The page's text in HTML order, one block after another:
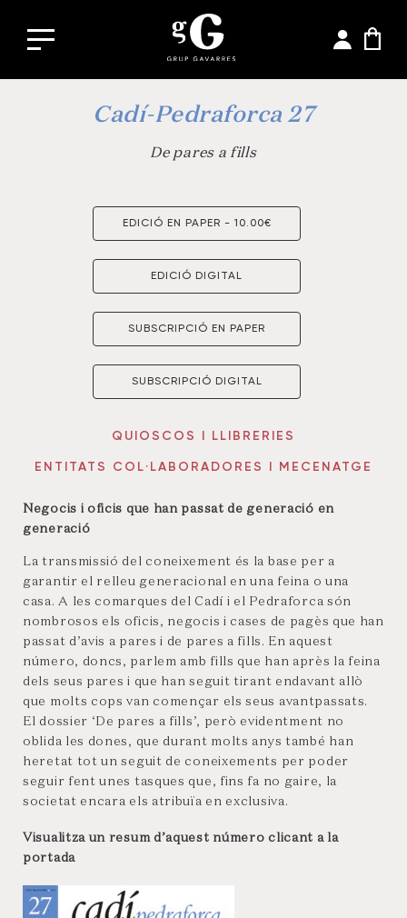
Cadí-Pedraforca 27
De pares a fills
EDICIÓ EN PAPER - 10.00€
EDICIÓ DIGITAL
SUBSCRIPCIÓ EN PAPER
SUBSCRIPCIÓ DIGITAL
QUIOSCOS I LLIBRERIES
ENTITATS COL·LABORADORES I MECENATGE
Negocis i oficis que han passat de generació en
generació
La transmissió del coneixement és la base per a
garantir el relleu generacional en una feina o una
casa. A les comarques del Cadí i el Pedraforca són
nombrosos els oficis, negocis i cases de pagès que han
passat d’avis a pares i de pares a fills. En aquest
número, doncs, parlem amb fills que han après la feina
dels seus pares i que han seguit tirant endavant allò
que molts cops van començar els seus avantpassats.
El dossier ‘De pares a fills’, però evidentment no
oblida les dones, que durant molts anys també han
heretat tot un seguit de coneixements per poder
seguir fent unes tasques que, fins fa no gaire, la
societat encara els atribuïa en exclusiva.
Visualitza un resum d’aquest número clicant a la
portada